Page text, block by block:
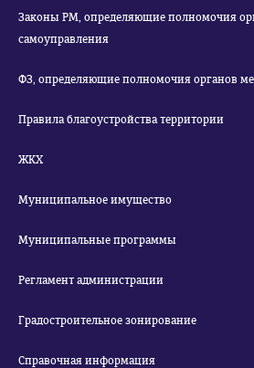
Законы РМ, определяющие полномочия
самоуправления
ФЗ, определяющие полномочия органов
Правила благоустройства территории
ЖКХ
Муниципальное имущество
Муниципальные программы
Регламент администрации
Градостроительное зонирование
Справочная информация